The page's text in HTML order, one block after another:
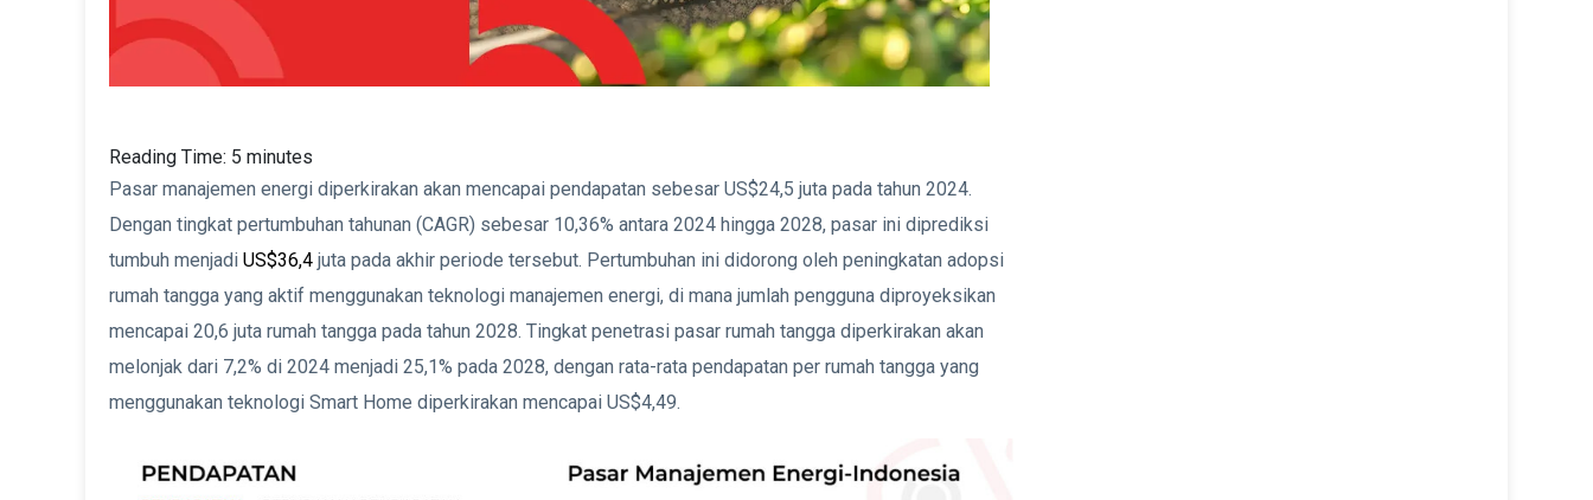
Reading Time: 5 minutes
Pasar manajemen energi diperkirakan akan mencapai pendapatan sebesar US$24,5 juta pada tahun 2024.
Dengan tingkat pertumbuhan tahunan (CAGR) sebesar 10,36% antara 2024 hingga 2028, pasar ini diprediksi
tumbuh menjadi US$36,4 juta pada akhir periode tersebut. Pertumbuhan ini didorong oleh peningkatan adopsi
rumah tangga yang aktif menggunakan teknologi manajemen energi, di mana jumlah pengguna diproyeksikan
mencapai 20,6 juta rumah tangga pada tahun 2028. Tingkat penetrasi pasar rumah tangga diperkirakan akan
melonjak dari 7,2% di 2024 menjadi 25,1% pada 2028, dengan rata-rata pendapatan per rumah tangga yang
menggunakan teknologi Smart Home diperkirakan mencapai US$4,49.